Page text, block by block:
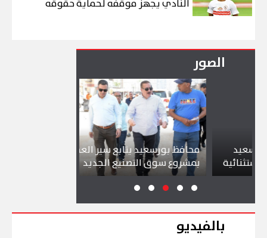
النادي يجهز موقفه لحماية حقوقه
الصور
محافظ بورسعيد يتابع سير العمل
بمشروع سوق التصنيع الجديد
بالفيديو